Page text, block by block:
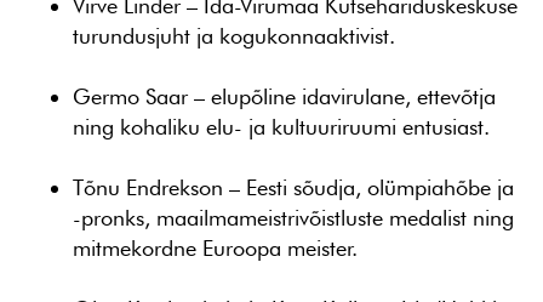
Virve Linder – Ida-Virumaa Kutsehariduskeskuse
turundusjuht ja kogukonnaaktivist.
Germo Saar – elupõline idavirulane, ettevõtja
ning kohaliku elu- ja kultuuriruumi entusiast.
Tõnu Endrekson – Eesti sõudja, olümpiahõbe ja
-pronks, maailmameistrivõistluste medalist ning
mitmekordne Euroopa meister.